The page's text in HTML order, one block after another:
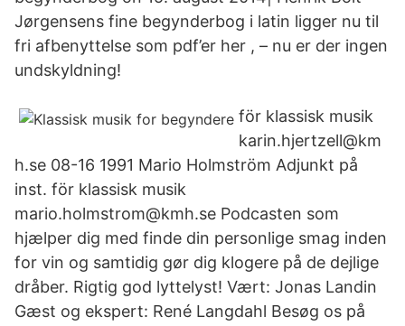
Jørgensens fine begynderbog i latin ligger nu til
fri afbenyttelse som pdf’er her , – nu er der ingen
undskyldning!
för klassisk musik
karin.hjertzell@km
h.se 08-16 1991 Mario Holmström Adjunkt på
inst. för klassisk musik
mario.holmstrom@kmh.se ‎Podcasten som
hjælper dig med finde din personlige smag inden
for vin og samtidig gør dig klogere på de dejlige
dråber. Rigtig god lyttelyst! Vært: Jonas Landin
Gæst og ekspert: René Langdahl Besøg os på